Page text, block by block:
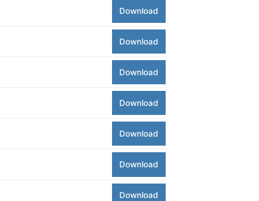
Download
Download
Download
Download
Download
Download
Download